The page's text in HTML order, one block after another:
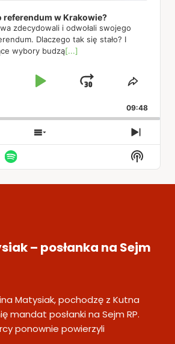
referendum w Krakowie?
zdecydowali i odwołali swojego
Dlaczego tak się stało? I
wybory budzą[...]
Play
Jump
Forward
Share
09:48
Show
Episodes
Next
Show
– posłanka na Sejm
Matysiak, pochodzę z Kutna
mandat posłanki na Sejm RP.
ponownie powierzyli